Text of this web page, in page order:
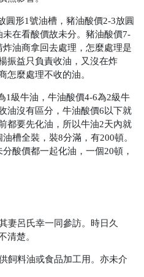
圓形1號油槽，豬油酸價2-3放圓
未在看酸價故未分。豬油酸價7-
油商拿回去處理，怎麼處理是
振益只負責收油，又沒在炸
怎麼處理不收的油。
1級牛油，牛油酸價4-6為2級牛
油沒有區分，牛油酸價6以下就
都要先化油，所以牛油2天內就
槽全裝，裝8分滿，有200頓。
酸價都一起化油，一個20頓，
妻呂氏幸一同參訪。時日久
清楚。
飼料油或食品加工用。亦未介